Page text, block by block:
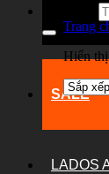
SALE
LADOS
Trang
Hiển